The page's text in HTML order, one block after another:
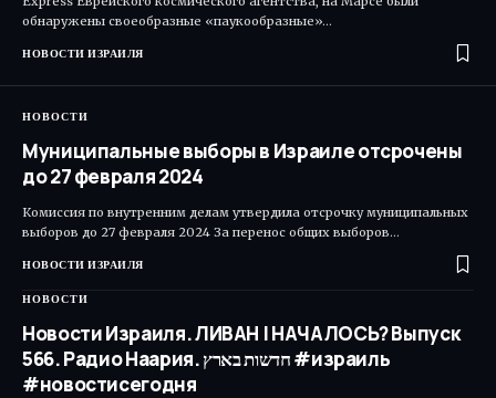
обнаружены своеобразные «паукообразные»…
НОВОСТИ ИЗРАИЛЯ
НОВОСТИ
Муниципальные выборы в Израиле отсрочены
до 27 февраля 2024
Комиссия по внутренним делам утвердила отсрочку муниципальных
выборов до 27 февраля 2024 За перенос общих выборов…
НОВОСТИ ИЗРАИЛЯ
НОВОСТИ
Новости Израиля. ЛИВАН | НАЧАЛОСЬ? Выпуск
566. Радио Наария. חדשות בארץ #израиль
#новостисегодня